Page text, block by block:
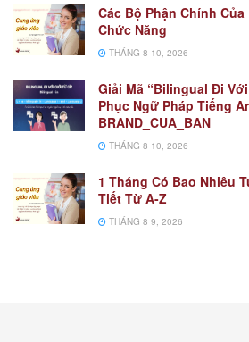
Các Bộ Phận Chính
Chức Năng
THÁNG 8 10, 2026
Giải Mã “Bilingual Đi
Phục Ngữ Pháp Tiếng
BRAND_CUA_BAN
THÁNG 8 10, 2026
1 Tháng Có Bao Nhiêu
Tiết Từ A-Z
THÁNG 8 9, 2026